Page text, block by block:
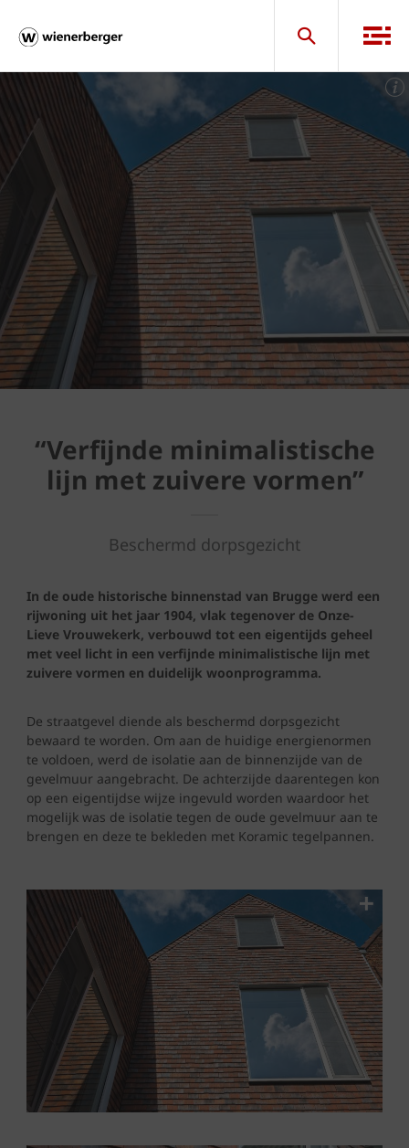
“Verfijnde minimalistische
lijn met zuivere vormen”
Beschermd dorpsgezicht
In de oude historische binnenstad van Brugge werd een
rijwoning uit het jaar 1904, vlak tegenover de Onze-
Lieve Vrouwekerk, verbouwd tot een eigentijds geheel
met veel licht in een verfijnde minimalistische lijn met
zuivere vormen en duidelijk woonprogramma.
De straatgevel diende als beschermd dorpsgezicht
bewaard te worden. Om aan de huidige energienormen
te voldoen, werd de isolatie aan de binnenzijde van de
gevelmuur aangebracht. De achterzijde daarentegen kon
op een eigentijdse wijze ingevuld worden waardoor het
mogelijk was de isolatie tegen de oude gevelmuur aan te
brengen en deze te bekleden met Koramic tegelpannen.